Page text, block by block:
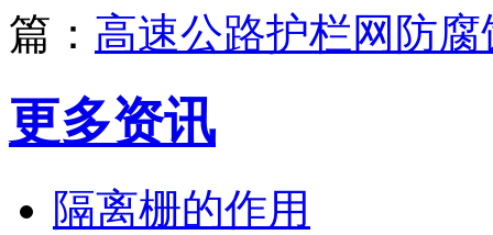
篇： 高速公路护栏网防
更多资讯
隔离栅的作用